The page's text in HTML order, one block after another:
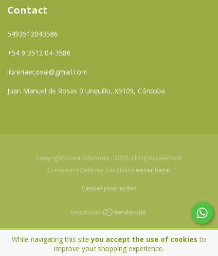
While navigating this siteyou accept the use of cookies to
improve your shopping experience.
Contact
5493512043586
+54 9 3512 04-3586
libreriaecoval@gmail.com
Juan Manuel de Rosas 0 Unquillo, X5109, Córdoba
Copyright Ecoval Ediciones - 2026. All rights reserved.
Consumers Defense. For claims enter here.
Cancel your order